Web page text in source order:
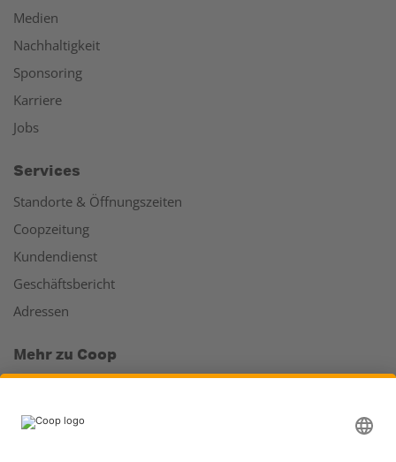
Medien
Nachhaltigkeit
Sponsoring
Karriere
Jobs
Services
Standorte & Öffnungszeiten
Coopzeitung
Kundendienst
Geschäftsbericht
Adressen
Mehr zu Coop
Läden & Services